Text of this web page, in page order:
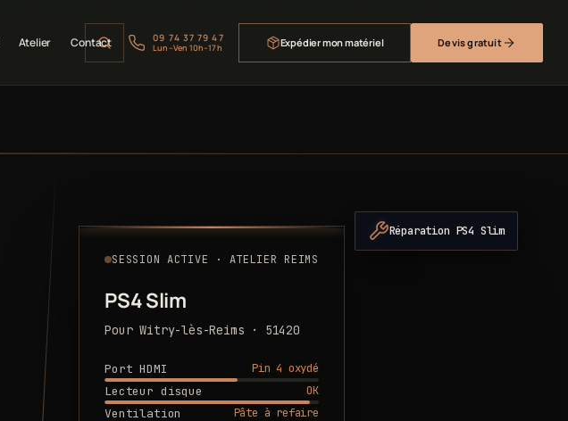
Atelier Contact 09 74 37 79 47
Lun–Ven 10h–17h Expédier mon matériel Devis gratuit
SESSION ACTIVE · ATELIER REIMS
PS4 Slim
Pour Witry-lès-Reims · 51420
Port HDMI
Pin 4 oxydé
Lecteur disque
OK
Ventilation
Pâte à refaire
Réparation PS4 Slim